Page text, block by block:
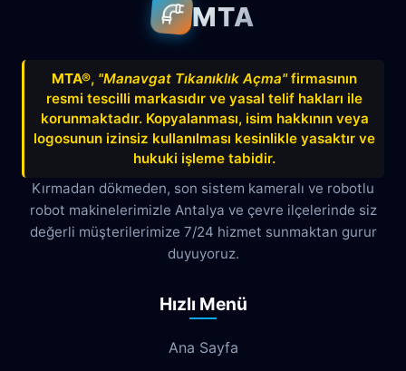
MTA
MTA®, "Manavgat Tıkanıklık Açma"firmasının
resmi tescilli markasıdır ve yasal telif hakları ile
korunmaktadır. Kopyalanması, isim hakkının veya
logosunun izinsiz kullanılması kesinlikle yasaktır ve
hukuki işleme tabidir.
Kırmadan dökmeden, son sistem kameralı ve robotlu
robot makinelerimizle Antalya ve çevre ilçelerinde siz
değerli müşterilerimize 7/24 hizmet sunmaktan gurur
duyuyoruz.
Hızlı Menü
Ana Sayfa